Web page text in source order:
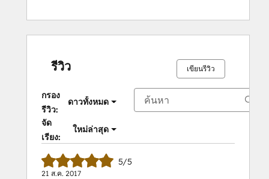
รีวิว เขียนรีวิว
กรอง
รีวิว:
ดาวทั้งหมด
จัด
เรียง:
ใหม่ล่าสุด
5/5
21 ส.ค. 2017